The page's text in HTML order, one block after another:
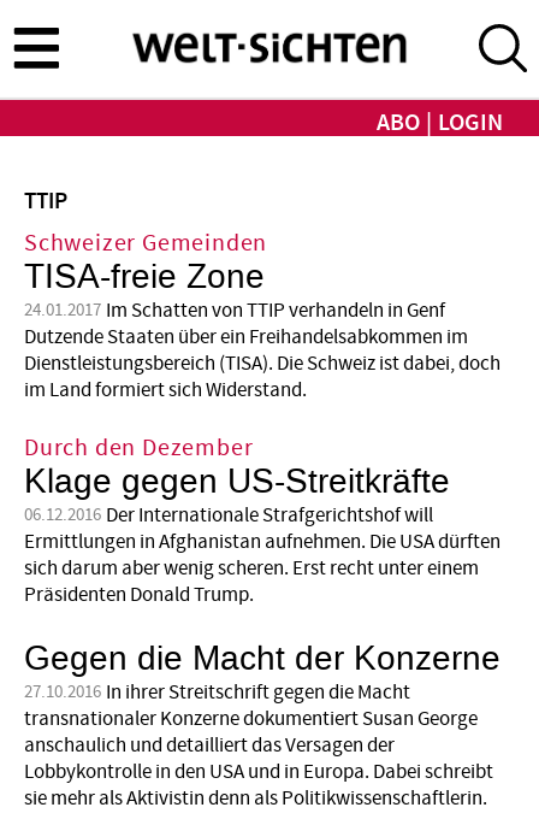
zum
Inhalt
ABO LOGIN
TTIP
Schweizer Gemeinden
TISA-freie Zone
24.01.2017 Im Schatten von TTIP verhandeln in Genf
Dutzende Staaten über ein Freihandelsabkommen im
Dienstleistungsbereich (TISA). Die Schweiz ist dabei, doch
im Land formiert sich Widerstand.
Durch den Dezember
Klage gegen US-Streitkräfte
06.12.2016 Der Internationale Strafgerichtshof will
Ermittlungen in Afghanistan aufnehmen. Die USA dürften
sich darum aber wenig scheren. Erst recht unter einem
Präsidenten Donald Trump.
Gegen die Macht der Konzerne
27.10.2016 In ihrer Streitschrift gegen die Macht
transnationaler Konzerne dokumentiert Susan George
anschaulich und detailliert das Versagen der
Lobbykontrolle in den USA und in Europa. Dabei schreibt
sie mehr als Aktivistin denn als Politikwissenschaftlerin.